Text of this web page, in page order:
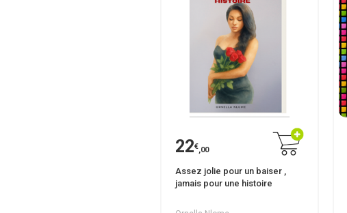
22€,00
Assez jolie pour un baiser ,
jamais pour une histoire